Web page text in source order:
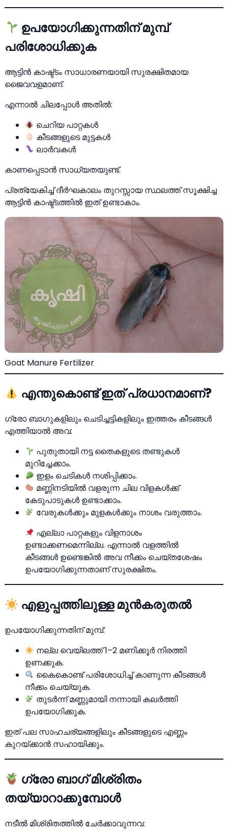
ഉപയോഗിക്കുന്നതിന് മുമ്പ്
പരിശോധിക്കുക
ആട്ടിൻ കാഷ്ട്ടം സാധാരണയായി സുരക്ഷിതമായ
ജൈവവളമാണ്.
എന്നാൽ ചിലപ്പോൾ അതിൽ:
ചെറിയ പാറ്റകൾ
കീടങ്ങളുടെ മുട്ടകൾ
ലാർവകൾ
കാണപ്പെടാൻ സാധ്യതയുണ്ട്.
പ്രത്യേകിച്ച് ദീർഘകാലം തുറസ്സായ സ്ഥലത്ത് സൂക്ഷിച്ച
ആട്ടിൻ കാഷ്ട്ടത്തിൽ ഇത് ഉണ്ടാകാം.
Goat Manure Fertilizer
എന്തുകൊണ്ട് ഇത് പ്രധാനമാണ്?
ഗ്രോ ബാഗുകളിലും ചെടിച്ചട്ടികളിലും ഇത്തരം കീടങ്ങൾ
എത്തിയാൽ അവ:
പുതുതായി നട്ട തൈകളുടെ തണ്ടുകൾ
മുറിച്ചേക്കാം.
ഇളം ചെടികൾ നശിപ്പിക്കാം.
മണ്ണിനടിയിൽ വളരുന്ന ചില വിളകൾക്ക്
കേടുപാടുകൾ ഉണ്ടാക്കാം.
വേരുകൾക്കും മുളകൾക്കും നാശം വരുത്താം.
എല്ലാ പാറ്റകളും വിളനാശം
ഉണ്ടാക്കണമെന്നില്ല. എന്നാൽ വളത്തിൽ
കീടങ്ങൾ ഉണ്ടെങ്കിൽ അവ നീക്കം ചെയ്തശേഷം
ഉപയോഗിക്കുന്നതാണ് സുരക്ഷിതം.
എളുപ്പത്തിലുള്ള മുൻകരുതൽ
ഉപയോഗിക്കുന്നതിന് മുമ്പ്:
നല്ല വെയിലത്ത് 1–2 മണിക്കൂർ നിരത്തി
ഉണക്കുക.
കൈകൊണ്ട് പരിശോധിച്ച് കാണുന്ന കീടങ്ങൾ
നീക്കം ചെയ്യുക.
തുടർന്ന് മണ്ണുമായി നന്നായി കലർത്തി
ഉപയോഗിക്കുക.
ഇത് പല സാഹചര്യങ്ങളിലും കീടങ്ങളുടെ എണ്ണം
കുറയ്ക്കാൻ സഹായിക്കും.
ഗ്രോ ബാഗ് മിശ്രിതം
തയ്യാറാക്കുമ്പോൾ
നടീൽ മിശ്രിതത്തിൽ ചേർക്കാവുന്നവ: